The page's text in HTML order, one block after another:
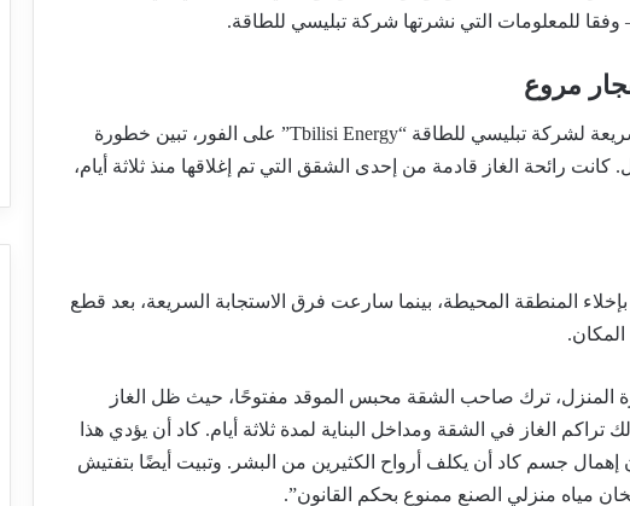
للمعلومات التي نشرتها شركة تبليسي للطاقة.
مروع
وفقا لهم، بعد وصول فريق الاستجابة السريعة لشركة تبليسي للطاقة “Tbilisi Energy” على الفور، تبين خطورة
كانت رائحة الغاز قادمة من إحدى الشقق التي تم إغلاقها منذ ثلاثة أيام،
المنطقة المحيطة، بينما سارعت فرق الاستجابة السريعة، بعد قطع
المنزل، ترك صاحب الشقة محبس الموقد مفتوحًا، حيث ظل الغاز
تراكم الغاز في الشقة ومداخل البناية لمدة ثلاثة أيام. كاد أن يؤدي هذا
إهمال جسم كاد أن يكلف أرواح الكثيرين من البشر. وتبيت أيضًا بتفتيش
مياه منزلي الصنع ممنوع بحكم القانون”.